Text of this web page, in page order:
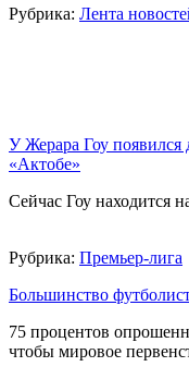
Рубрика: Лента
У Жерара Гоу появился
«Актобе»
Сейчас Гоу находится
Рубрика: Премьер-лига
Большинство
75 процентов
чтобы мировое